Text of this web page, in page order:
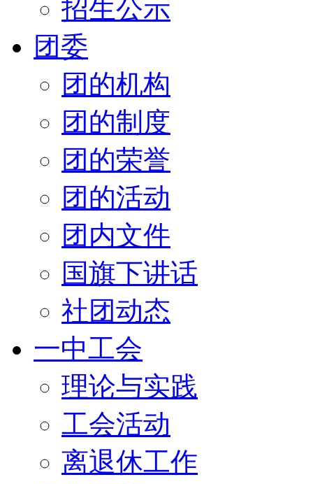
招生公示
团委
团的机构
团的制度
团的荣誉
团的活动
团内文件
国旗下讲话
社团动态
一中工会
理论与实践
工会活动
离退休工作